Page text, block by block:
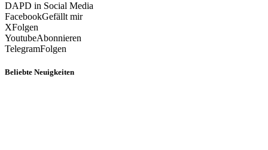
DAPD in Social Media
FacebookGefällt mir
XFolgen
YoutubeAbonnieren
TelegramFolgen
Beliebte Neuigkeiten